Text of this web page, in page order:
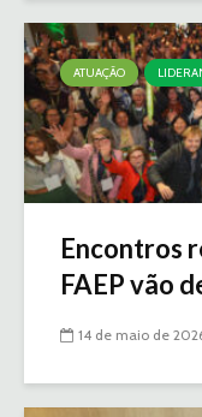
ATUAÇÃO
Encontros
FAEP vão
14 de maio de